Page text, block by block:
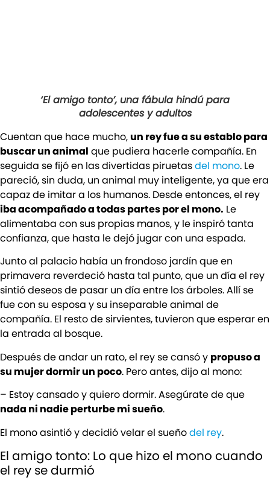
‘El amigo tonto’, una fábula hindú para
adolescentes y adultos
Cuentan que hace mucho,un rey fue a su establo para
buscar un animal que pudiera hacerle compañía. En
seguida se fijó en las divertidas piruetasdel mono. Le
pareció, sin duda, un animal muy inteligente, ya que era
capaz de imitar a los humanos. Desde entonces, el rey
iba acompañado a todas partes por el mono. Le
alimentaba con sus propias manos, y le inspiró tanta
confianza, que hasta le dejó jugar con una espada.
Junto al palacio había un frondoso jardín que en
primavera reverdeció hasta tal punto, que un día el rey
sintió deseos de pasar un día entre los árboles. Allí se
fue con su esposa y su inseparable animal de
compañía. El resto de sirvientes, tuvieron que esperar en
la entrada al bosque.
Después de andar un rato, el rey se cansó y propuso a
su mujer dormir un poco. Pero antes, dijo al mono:
– Estoy cansado y quiero dormir. Asegúrate de que
nada ni nadie perturbe mi sueño.
El mono asintió y decidió velar el sueñodel rey.
El amigo tonto: Lo que hizo el mono cuando
el rey se durmió